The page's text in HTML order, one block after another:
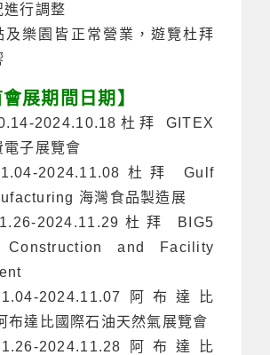
進行調整
及樂園皆正常營業，遊覽杜拜
會展期間日期】
2024.10.18杜拜 GITEX
子展覽會
2024.11.08杜拜 Gulf
海灣食品製造展
2024.11.29杜拜 BIG5
Construction and Facility
2024.11.07阿布達比
布達比國際石油天然氣展覽會
2024.11.28阿布達比